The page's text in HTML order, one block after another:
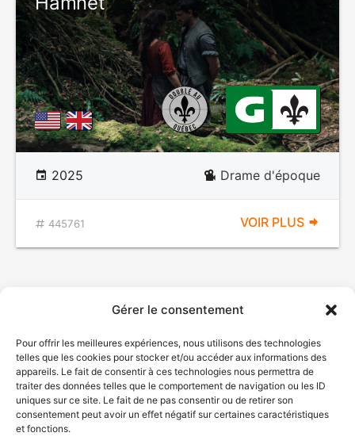
Gérer le consentement
Pour offrir les meilleures expériences, nous utilisons des technologies
telles que les cookies pour stocker et/ou accéder aux informations des
appareils. Le fait de consentir à ces technologies nous permettra de
traiter des données telles que le comportement de navigation ou les ID
uniques sur ce site. Le fait de ne pas consentir ou de retirer son
consentement peut avoir un effet négatif sur certaines caractéristiques
et fonctions.
2025 Drame d'époque
445761 VOIR PLUS
© Gouvernement du Québec, 2026